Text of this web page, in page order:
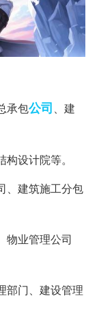
承包公司、建
设计院等。
、建筑施工分包
物业管理公司
部门、建设管理